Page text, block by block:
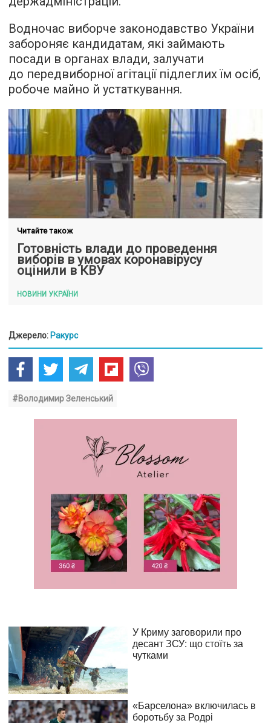
Водночас виборче законодавство України
забороняє кандидатам, які займають
посади в органах влади, залучати
до передвиборної агітації підлеглих їм осіб,
робоче майно й устаткування.
Читайте також
Готовність влади до проведення
виборів в умовах коронавірусу
оцінили в КВУ
НОВИНИ УКРАЇНИ
Джерело: Ракурс
#Володимир Зеленський